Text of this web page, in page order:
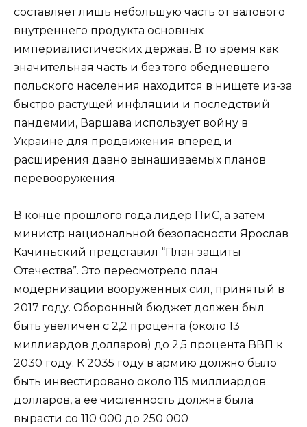
составляет лишь небольшую часть от валового
внутреннего продукта основных
империалистических держав. В то время как
значительная часть и без того обедневшего
польского населения находится в нищете из-за
быстро растущей инфляции и последствий
пандемии, Варшава использует войну в
Украине для продвижения вперед и
расширения давно вынашиваемых планов
перевооружения.
В конце прошлого года лидер ПиС, а затем
министр национальной безопасности Ярослав
Качиньский представил “План защиты
Отечества”. Это пересмотрело план
модернизации вооруженных сил, принятый в
2017 году. Оборонный бюджет должен был
быть увеличен с 2,2 процента (около 13
миллиардов долларов) до 2,5 процента ВВП к
2030 году. К 2035 году в армию должно было
быть инвестировано около 115 миллиардов
долларов, а ее численность должна была
вырасти со 110 000 до 250 000